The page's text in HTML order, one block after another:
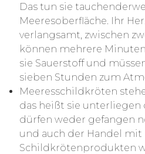
Das tun sie
Meeresoberfläche. Ihr
verlangsamt, zwischen
können mehrere
sie Sauerstoff und
sieben Stunden zum
Meeresschildkröten
das heißt sie unterliegen
dürfen weder gefangen
und auch der Handel mit
Schildkrötenprodukten